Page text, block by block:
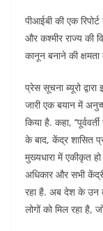
पीआईबी की एक
और कश्मीर राज्य की
कानून बनाने की
प्रेस सूचना ब्यूरो
जारी एक बयान में
किया है. कहा,
के बाद, केंद्र शासित
मुख्यधारा में एकीकृत
अधिकार और सभी
रहा है. अब देश के उन
लोगों को मिल रहा है,